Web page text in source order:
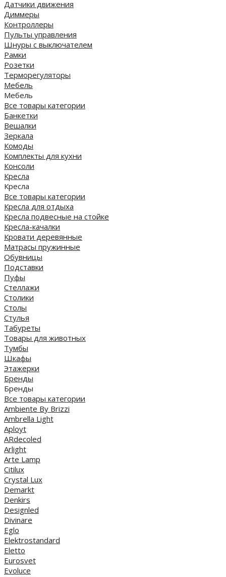
Датчики движения
Диммеры
Контроллеры
Пульты управления
Шнуры с выключателем
Рамки
Розетки
Терморегуляторы
Мебель
Мебель
Все товары категории
Банкетки
Вешалки
Зеркала
Комоды
Комплекты для кухни
Консоли
Кресла
Кресла
Все товары категории
Кресла для отдыха
Кресла подвесные на стойке
Кресла-качалки
Кровати деревянные
Матрасы пружинные
Обувницы
Подставки
Пуфы
Стеллажи
Столики
Столы
Стулья
Табуреты
Товары для животных
Тумбы
Шкафы
Этажерки
Бренды
Бренды
Все товары категории
Ambiente By Brizzi
Ambrella Light
Aployt
ARdecoled
Arlight
Arte Lamp
Citilux
Crystal Lux
Demarkt
Denkirs
Designled
Divinare
Eglo
Elektrostandard
Eletto
Eurosvet
Evoluce